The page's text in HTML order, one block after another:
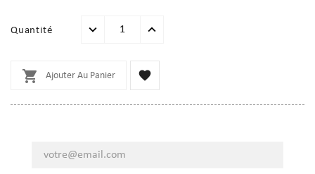
Quantité
 Ajouter Au Panier 